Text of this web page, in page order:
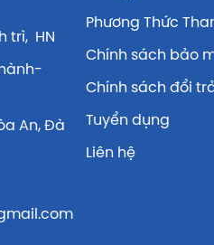
trì, HN
An, Đà
Phương Thức
Chính sách bảo
Chính sách đổi
Tuyển dụng
Liên hệ